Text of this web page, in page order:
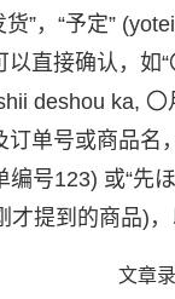
”，“予定”
直接确认，如
deshou ka, 〇
单号或商品名
编号123) 或“先
提到的商品)，
文章